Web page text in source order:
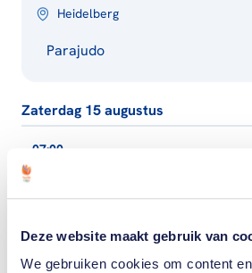
Deze website maakt gebruik van
We gebruiken cookies om content
Heidelberg
Parajudo
Zaterdag 15 augustus
07:00
Rolstoelrugby